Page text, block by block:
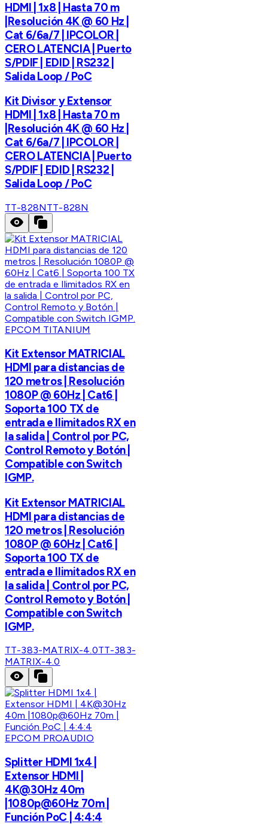
HDMI | 1x8 | Hasta 70 m
|Resolución 4K @ 60 Hz |
Cat 6/6a/7 | IPCOLOR |
CERO LATENCIA | Puerto
S/PDIF | EDID | RS232 |
Salida Loop / PoC
Kit Divisor y Extensor
HDMI | 1x8 | Hasta 70 m
|Resolución 4K @ 60 Hz |
Cat 6/6a/7 | IPCOLOR |
CERO LATENCIA | Puerto
S/PDIF | EDID | RS232 |
Salida Loop / PoC
TT-828NTT-828N
EPCOM TITANIUM
Kit Extensor MATRICIAL
HDMI para distancias de
120 metros | Resolución
1080P @ 60Hz | Cat6 |
Soporta 100 TX de
entrada e Ilimitados RX en
la salida | Control por PC,
Control Remoto y Botón |
Compatible con Switch
IGMP.
Kit Extensor MATRICIAL
HDMI para distancias de
120 metros | Resolución
1080P @ 60Hz | Cat6 |
Soporta 100 TX de
entrada e Ilimitados RX en
la salida | Control por PC,
Control Remoto y Botón |
Compatible con Switch
IGMP.
TT-383-MATRIX-4.0TT-383-
MATRIX-4.0
EPCOM PROAUDIO
Splitter HDMI 1x4 |
Extensor HDMI |
4K@30Hz 40m
|1080p@60Hz 70m |
Función PoC | 4:4:4